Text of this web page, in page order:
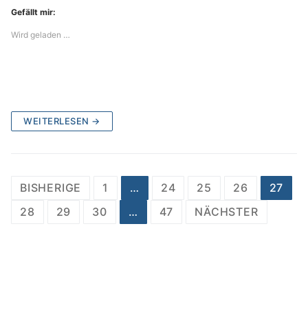
Gefällt mir:
Wird geladen …
WEITERLESEN →
Beitragsnavigation
BISHERIGE 1 … 24 25 26
27
28
29 30 … 47 NÄCHSTER